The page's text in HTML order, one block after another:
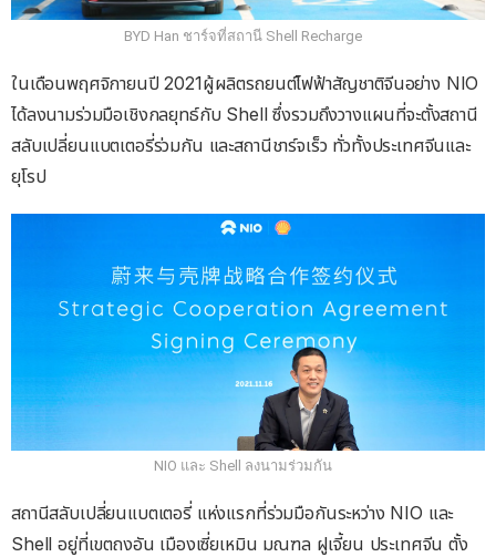
BYD Han ชาร์จที่สถานี Shell Recharge
ในเดือนพฤศจิกายนปี 2021ผู้ผลิตรถยนต์ไฟฟ้าสัญชาติจีนอย่าง NIO
ได้ลงนามร่วมมือเชิงกลยุทธ์กับ Shell ซึ่งรวมถึงวางแผนที่จะตั้งสถานี
สลับเปลี่ยนแบตเตอรี่ร่วมกัน และสถานีชาร์จเร็ว ทั่วทั้งประเทศจีนและ
ยุโรป
NIO และ Shell ลงนามร่วมกัน
สถานีสลับเปลี่ยนแบตเตอรี่ แห่งแรกที่ร่วมมือกันระหว่าง NIO และ
Shell อยู่ที่เขตถงอัน เมืองเซี่ยเหมิน มณฑล ฝูเจี้ยน ประเทศจีน ตั้ง